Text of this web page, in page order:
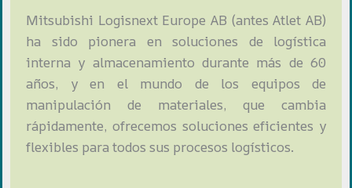
Mitsubishi Logisnext Europe AB (antes Atlet AB)
ha sido pionera en soluciones de logística
interna y almacenamiento durante más de 60
años, y en el mundo de los equipos de
manipulación de materiales, que cambia
rápidamente, ofrecemos soluciones eficientes y
flexibles para todos sus procesos logísticos.